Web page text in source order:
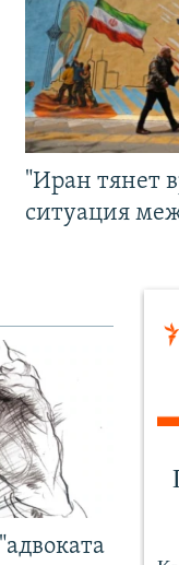
"Иран тянет
ситуация